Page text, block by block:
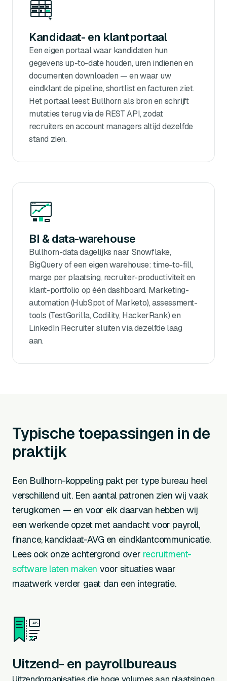
Kandidaat- en klantportaal
Een eigen portaal waar kandidaten hun
gegevens up-to-date houden, uren indienen en
documenten downloaden — en waar uw
eindklant de pipeline, shortlist en facturen ziet.
Het portaal leest Bullhorn als bron en schrijft
mutaties terug via de REST API, zodat
recruiters en account managers altijd dezelfde
stand zien.
BI & data-warehouse
Bullhorn-data dagelijks naar Snowflake,
BigQuery of een eigen warehouse: time-to-fill,
marge per plaatsing, recruiter-productiviteit en
klant-portfolio op één dashboard. Marketing-
automation (HubSpot of Marketo), assessment-
tools (TestGorilla, Codility, HackerRank) en
LinkedIn Recruiter sluiten via dezelfde laag
aan.
Typische toepassingen in de
praktijk
Een Bullhorn-koppeling pakt per type bureau heel
verschillend uit. Een aantal patronen zien wij vaak
terugkomen — en voor elk daarvan hebben wij
een werkende opzet met aandacht voor payroll,
finance, kandidaat-AVG en eindklantcommunicatie.
Lees ook onze achtergrond over recruitment-
software laten maken voor situaties waar
maatwerk verder gaat dan een integratie.
ATS
Uitzend- en payrollbureaus